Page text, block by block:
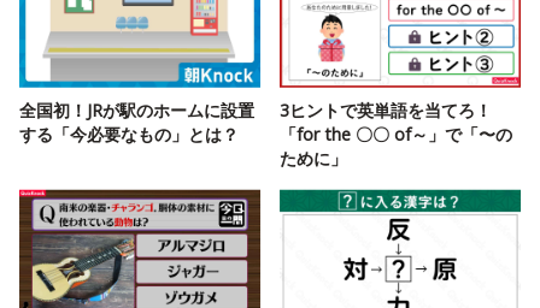
全国初！JRが駅のホームに設置
する「今必要なもの」とは？
3ヒントで英単語を当てろ！
「for the 〇〇 of～」で「〜の
ために」